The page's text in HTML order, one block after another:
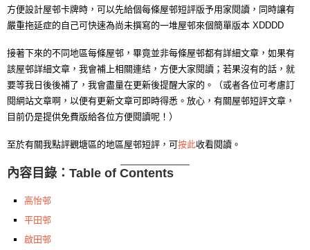
方便設計屋邨卡牌時，可以先給個每條屋邨短評版予用家閱讀，同時讓有
嚴重拖延症的自己可快速為尚未撰寫的一堆屋邨來個簡單版本 XDDDD
接著下來的不同地區每條屋邨，畢竟並非每條屋邨都有詳細文章，如果有
該屋邨詳細文章，我會補上相關連結，方便大家閱讀；若果沒有的話，就
要等我日後後補了，我會盡量在更新後提醒大家的。（或者各位可考慮訂
閱網站文章啊，以便有更新文章可即時得悉。放心，有關屋邨短評文章，
目前仍是提供免費版給各位方便閱讀呢！）
至於有關我點評觀塘區的地區屋邨短評，可按此收看閱讀。
內容目錄：Table of Contents
高怡邨
平田邨
啟田邨